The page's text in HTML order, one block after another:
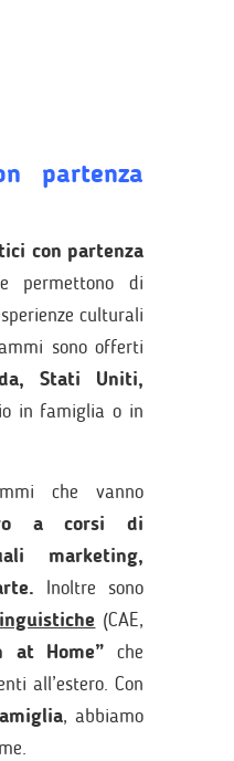
partenza
con partenza
permettono di
culturali
sono offerti
Stati Uniti,
in famiglia o in
che vanno
a corsi di
marketing,
Inoltre sono
(CAE,
at Home” che
all’estero. Con
, abbiamo